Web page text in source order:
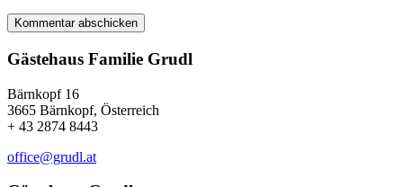
Kommentar abschicken
Gästehaus Familie Grudl
Bärnkopf 16
3665 Bärnkopf, Österreich
+ 43 2874 8443
office@grudl.at